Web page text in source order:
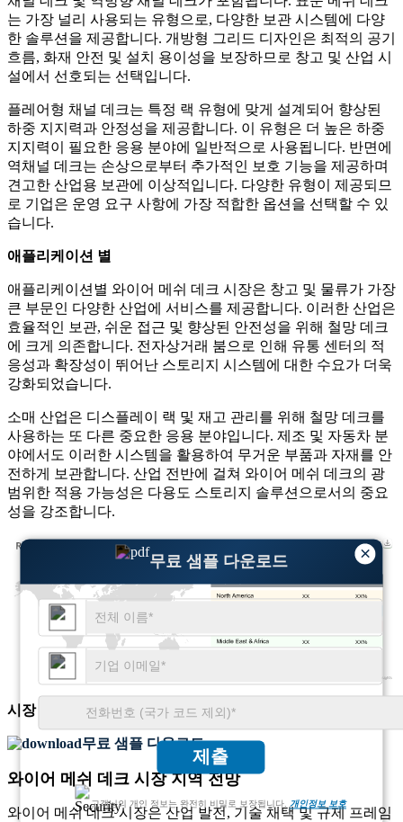
×
무료 샘플 다운로드
제출
고객님의 개인 정보는 완전히 비밀로 보장됩니다. 개인정보 보호
는 가장 널리 사용되는 유형으로, 다양한 보관 시스템에 다양
한 솔루션을 제공합니다. 개방형 그리드 디자인은 최적의 공기
흐름, 화재 안전 및 설치 용이성을 보장하므로 창고 및 산업 시
설에서 선호되는 선택입니다.
플레어형 채널 데크는 특정 랙 유형에 맞게 설계되어 향상된
하중 지지력과 안정성을 제공합니다. 이 유형은 더 높은 하중
지지력이 필요한 응용 분야에 일반적으로 사용됩니다. 반면에
역채널 데크는 손상으로부터 추가적인 보호 기능을 제공하며
견고한 산업용 보관에 이상적입니다. 다양한 유형이 제공되므
로 기업은 운영 요구 사항에 가장 적합한 옵션을 선택할 수 있
습니다.
애플리케이션 별
애플리케이션별 와이어 메쉬 데크 시장은 창고 및 물류가 가장
큰 부문인 다양한 산업에 서비스를 제공합니다. 이러한 산업은
효율적인 보관, 쉬운 접근 및 향상된 안전성을 위해 철망 데크
에 크게 의존합니다. 전자상거래 붐으로 인해 유통 센터의 적
응성과 확장성이 뛰어난 스토리지 시스템에 대한 수요가 더욱
강화되었습니다.
소매 산업은 디스플레이 랙 및 재고 관리를 위해 철망 데크를
사용하는 또 다른 중요한 응용 분야입니다. 제조 및 자동차 분
야에서도 이러한 시스템을 활용하여 무거운 부품과 자재를 안
전하게 보관합니다. 산업 전반에 걸쳐 와이어 메쉬 데크의 광
범위한 적용 가능성은 다용도 스토리지 솔루션으로서의 중요
성을 강조합니다.
XX%
XX
XX%
XX
시장 규모 및성장 추세에 대한 종합적인 인사이트 확보
무료 샘플 다운로드
와이어 메쉬 데크 시장 지역 전망
와이어 메쉬 데크 시장은 산업 발전, 기술 채택 및 규제 프레임